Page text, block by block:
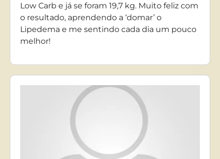
Low Carb e já se foram 19,7 kg. Muito feliz com
o resultado, aprendendo a ‘domar’ o
Lipedema e me sentindo cada dia um pouco
melhor!